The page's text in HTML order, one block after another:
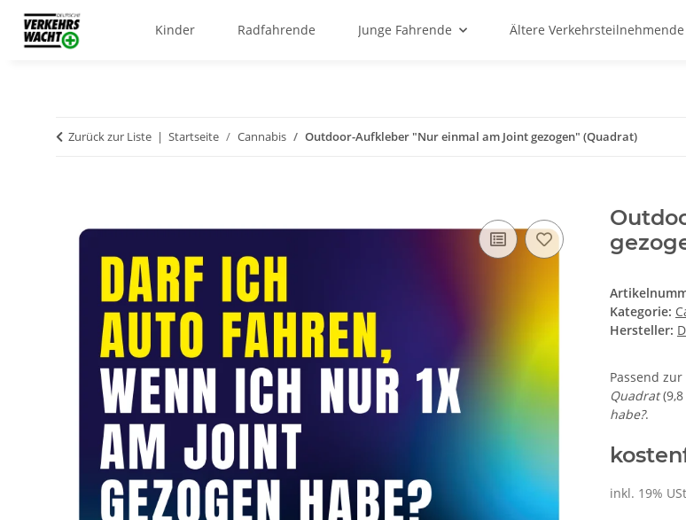
Kinder Radfahrende Junge Fahrende Ältere Verkehrsteilnehmende
Zurück zur Liste Startseite Cannabis Outdoor-Aufkleber "Nur einmal am Joint gezogen" (Quadrat)
Kategorie:
Hersteller:
Passend
Quadrat(9,8
habe?.
inkl. 19%